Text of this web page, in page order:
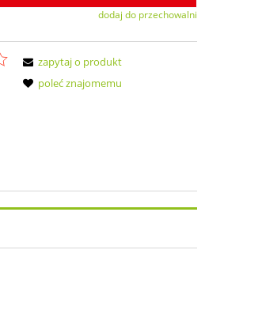
dodaj do przechowalni
zapytaj o produkt
poleć znajomemu